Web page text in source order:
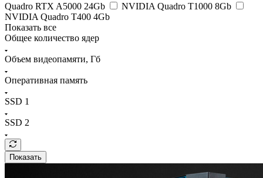
Quadro RTX A5000 24Gb
NVIDIA Quadro T1000 8Gb
NVIDIA Quadro T400 4Gb
Показать все
Общее количество ядер
Объем видеопамяти, Гб
Оперативная память
SSD 1
SSD 2
Показать